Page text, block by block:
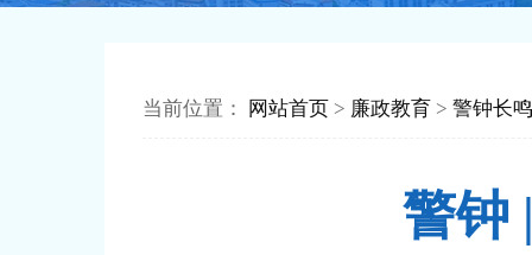
当前位置： 网站首页 > 廉政教育 > 警钟长鸣
警钟